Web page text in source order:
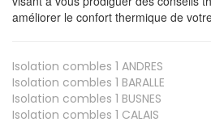
améliorer le confort thermique de
Isolation combles 1 ANDRES
Isolation combles 1 BARALLE
Isolation combles 1 BUSNES
Isolation combles 1 CALAIS